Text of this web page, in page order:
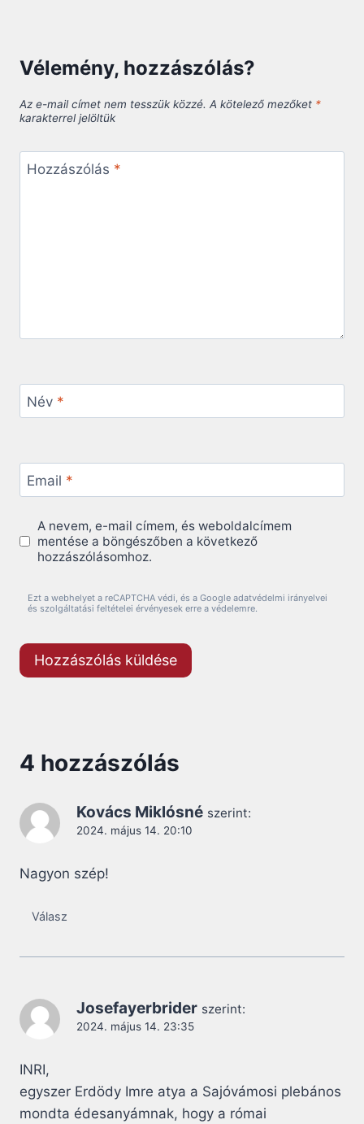
Vélemény, hozzászólás?
Az e-mail címet nem tesszük közzé. A kötelező mezőket *
karakterrel jelöltük
Hozzászólás *
Név *
Email *
A nevem, e-mail címem, és weboldalcímem
mentése a böngészőben a következő
hozzászólásomhoz.
Ezt a webhelyet a reCAPTCHA védi, és a Google adatvédelmi irányelvei
és szolgáltatási feltételei érvényesek erre a védelemre.
4 hozzászólás
Kovács Miklósné szerint:
2024. május 14. 20:10
Nagyon szép!
Válasz
Josefayerbrider szerint:
2024. május 14. 23:35
INRI,
egyszer Erdödy Imre atya a Sajóvámosi plebános
mondta édesanyámnak, hogy a római